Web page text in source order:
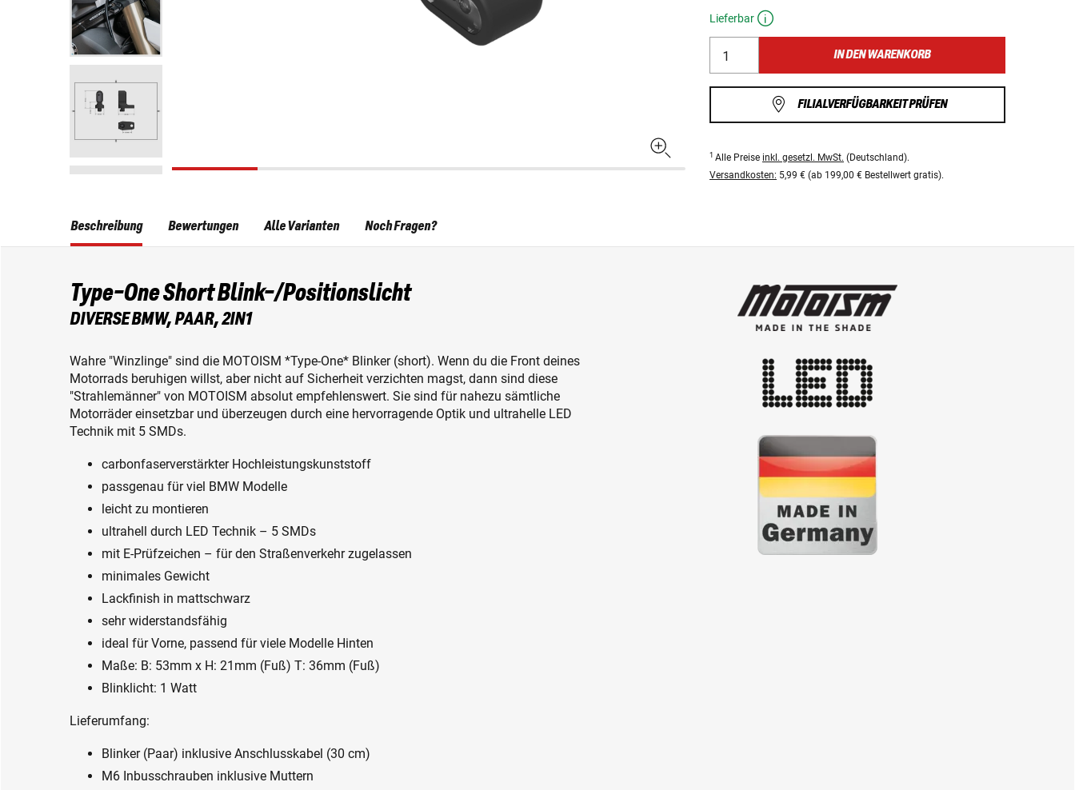
Lieferbar
IN DEN WARENKORB
FILIALVERFÜGBARKEIT PRÜFEN
1 Alle Preise inkl. gesetzl. MwSt. (Deutschland).
Versandkosten: 5,99 € (ab 199,00 € Bestellwert gratis).
Beschreibung
Type-One Short Blink-/Positionslicht
DIVERSE BMW, PAAR, 2IN1
Wahre "Winzlinge" sind die MOTOISM *Type-One* Blinker (short). Wenn du die Front deines
Motorrads beruhigen willst, aber nicht auf Sicherheit verzichten magst, dann sind diese
"Strahlemänner" von MOTOISM absolut empfehlenswert. Sie sind für nahezu sämtliche
Motorräder einsetzbar und überzeugen durch eine hervorragende Optik und ultrahelle LED
Technik mit 5 SMDs.
carbonfaserverstärkter Hochleistungskunststoff
passgenau für viel BMW Modelle
leicht zu montieren
ultrahell durch LED Technik – 5 SMDs
mit E-Prüfzeichen – für den Straßenverkehr zugelassen
minimales Gewicht
Lackfinish in mattschwarz
sehr widerstandsfähig
ideal für Vorne, passend für viele Modelle Hinten
Maße: B: 53mm x H: 21mm (Fuß) T: 36mm (Fuß)
Blinklicht: 1 Watt
Lieferumfang:
Blinker (Paar) inklusive Anschlusskabel (30 cm)
M6 Inbusschrauben inklusive Muttern
Bewertungen Alle Varianten Noch Fragen?